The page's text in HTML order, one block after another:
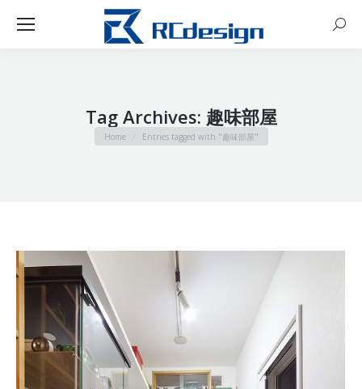
Tag Archives: 趣味部屋
You are here:
Home Entries tagged with "趣味部屋"